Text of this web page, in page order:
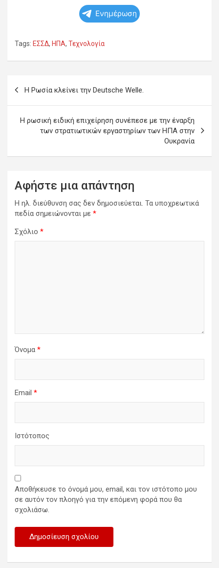
Ενημέρωση
Tags: ΕΣΣΔ, ΗΠΑ, Τεχνολογία
Η Ρωσία κλείνει την Deutsche Welle.
Η ρωσική ειδική επιχείρηση συνέπεσε με την έναρξη
των στρατιωτικών εργαστηρίων των ΗΠΑ στην
Ουκρανία
Αφήστε μια απάντηση
Η ηλ. διεύθυνση σας δεν δημοσιεύεται. Τα υποχρεωτικά
πεδία σημειώνονται με *
Σχόλιο *
Όνομα *
Email *
Ιστότοπος
Αποθήκευσε το όνομά μου, email, και τον ιστότοπο μου
σε αυτόν τον πλοηγό για την επόμενη φορά που θα
σχολιάσω.